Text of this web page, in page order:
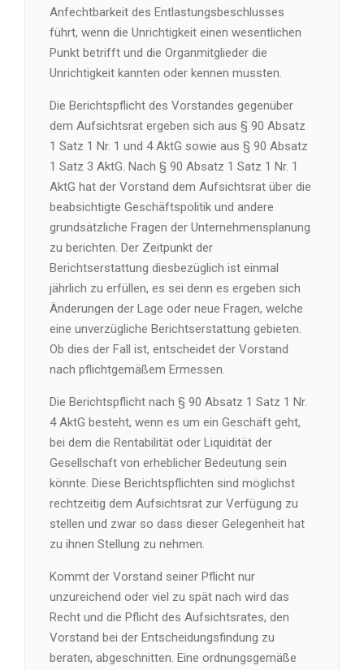
Anfechtbarkeit des Entlastungsbeschlusses
führt, wenn die Unrichtigkeit einen wesentlichen
Punkt betrifft und die Organmitglieder die
Unrichtigkeit kannten oder kennen mussten.
Die Berichtspflicht des Vorstandes gegenüber
dem Aufsichtsrat ergeben sich aus § 90 Absatz
1 Satz 1 Nr. 1 und 4 AktG sowie aus § 90 Absatz
1 Satz 3 AktG. Nach § 90 Absatz 1 Satz 1 Nr. 1
AktG hat der Vorstand dem Aufsichtsrat über die
beabsichtigte Geschäftspolitik und andere
grundsätzliche Fragen der Unternehmensplanung
zu berichten. Der Zeitpunkt der
Berichtserstattung diesbezüglich ist einmal
jährlich zu erfüllen, es sei denn es ergeben sich
Änderungen der Lage oder neue Fragen, welche
eine unverzügliche Berichtserstattung gebieten.
Ob dies der Fall ist, entscheidet der Vorstand
nach pflichtgemäßem Ermessen.
Die Berichtspflicht nach § 90 Absatz 1 Satz 1 Nr.
4 AktG besteht, wenn es um ein Geschäft geht,
bei dem die Rentabilität oder Liquidität der
Gesellschaft von erheblicher Bedeutung sein
könnte. Diese Berichtspflichten sind möglichst
rechtzeitig dem Aufsichtsrat zur Verfügung zu
stellen und zwar so dass dieser Gelegenheit hat
zu ihnen Stellung zu nehmen.
Kommt der Vorstand seiner Pflicht nur
unzureichend oder viel zu spät nach wird das
Recht und die Pflicht des Aufsichtsrates, den
Vorstand bei der Entscheidungsfindung zu
beraten, abgeschnitten. Eine ordnungsgemäße